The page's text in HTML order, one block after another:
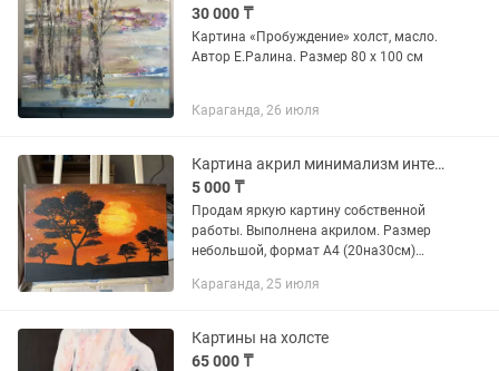
30 000 ₸
Картина «Пробуждение» холст, масло.
Автор Е.Ралина. Размер 80 х 100 см
Караганда, 26 июля
Картина акрил минимализм интерьер
5 000 ₸
Продам яркую картину собственной
работы. Выполнена акрилом. Размер
небольшой, формат А4 (20на30см)
рабочего стола например. Пишите,
Караганда, 25 июля
Картины на холсте
65 000 ₸